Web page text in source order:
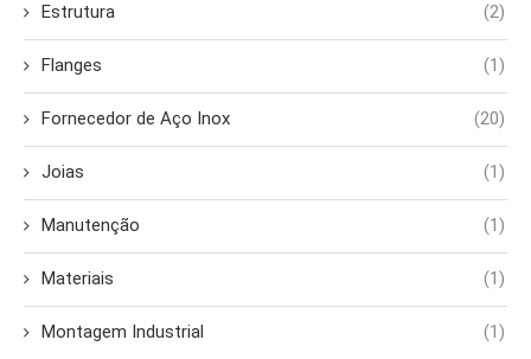
Estrutura (2)
Flanges (1)
Fornecedor de Aço Inox (20)
Joias (1)
Manutenção (1)
Materiais (1)
Montagem Industrial (1)